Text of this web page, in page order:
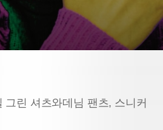
그린 셔츠와데님 팬츠, 스니커